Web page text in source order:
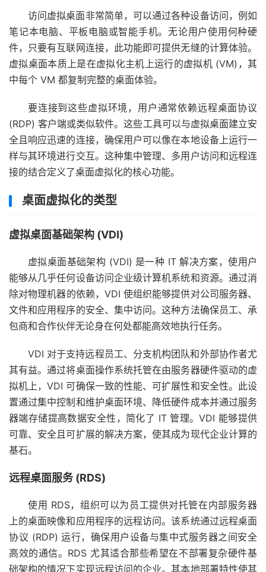
访问虚拟桌面非常简单，可以通过各种设备访问，例如
笔记本电脑、平板电脑或智能手机。无论用户使用何种硬
件，只要有互联网连接，此功能即可提供无缝的计算体验。
虚拟桌面本质上是在虚拟化主机上运行的虚拟机 (VM)，其
中每个 VM 都复制完整的桌面体验。
要连接到这些虚拟环境，用户通常依赖远程桌面协议
(RDP) 客户端或类似软件。这些工具可以与虚拟桌面建立安
全且响应迅速的连接，确保用户可以像在本地设备上运行一
样与其环境进行交互。这种集中管理、多用户访问和远程连
接的结合定义了桌面虚拟化的核心功能。
桌面虚拟化的类型
虚拟桌面基础架构 (VDI)
虚拟桌面基础架构 (VDI) 是一种 IT 解决方案，使用户
能够从几乎任何设备访问企业级计算机系统和资源。通过消
除对物理机器的依赖，VDI 使组织能够提供对公司服务器、
文件和应用程序的安全、集中访问。这种方法确保员工、承
包商和合作伙伴无论身在何处都能高效地执行任务。
VDI 对于支持远程员工、分支机构团队和外部协作者尤
其有益。通过将桌面操作系统托管在由服务器硬件驱动的虚
拟机上，VDI 可确保一致的性能、可扩展性和安全性。此设
置通过集中控制和维护桌面环境、降低硬件成本并通过服务
器端存储提高数据安全性，简化了 IT 管理。VDI 能够提供
可靠、安全且可扩展的解决方案，使其成为现代企业计算的
基石。
远程桌面服务 (RDS)
使用 RDS，组织可以为员工提供对托管在内部服务器
上的桌面映像和应用程序的远程访问。该系统通过远程桌面
协议 (RDP) 运行，确保用户设备与集中式服务器之间安全
高效的通信。RDS 尤其适合那些希望在不部署复杂硬件基
础架构的情况下实现远程访问的企业。其本地部署特性使其